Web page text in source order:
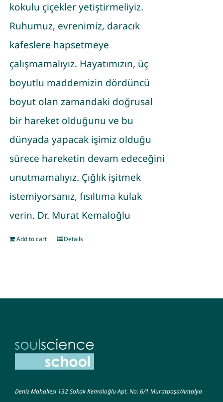
kokulu çiçekler yetiştirmeliyiz.
Ruhumuz, evrenimiz, daracık
kafeslere hapsetmeye
çalışmamalıyız. Hayatımızın, üç
boyutlu maddemizin dördüncü
boyut olan zamandaki doğrusal
bir hareket olduğunu ve bu
dünyada yapacak işimiz olduğu
sürece hareketin devam edeceğini
unutmamalıyız. Çığlık işitmek
istemiyorsanız, fısıltıma kulak
verin. Dr. Murat Kemaloğlu
Add to cart Details
Deniz Mahallesi 132 Sokak Kemaloğlu Apt. No: 6/1 Muratpaşa/Antalya